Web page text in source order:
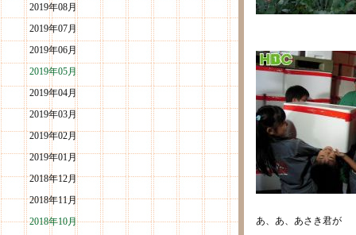
2019年08月
2019年07月
2019年06月
2019年05月
2019年04月
2019年03月
2019年02月
2019年01月
2018年12月
2018年11月
2018年10月
あ、あ、あさき君が